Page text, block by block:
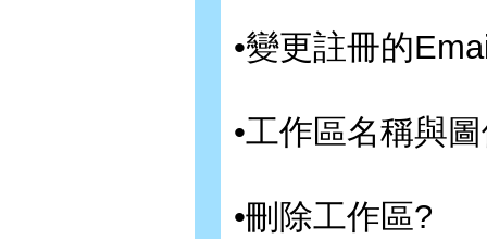
•變更註冊的
•工作區名稱與
•刪除工作區?